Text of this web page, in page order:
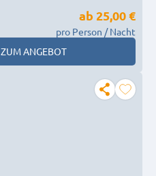
ab 25,00 €
pro Person / Nacht
ZUM ANGEBOT